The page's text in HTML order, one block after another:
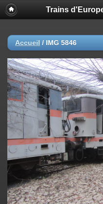
Trains
Accueil / IMG 5846